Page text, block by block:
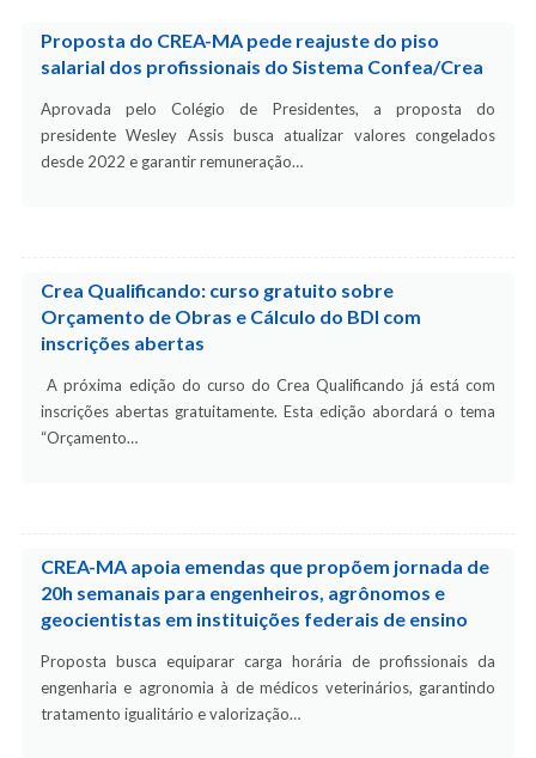
Proposta do CREA-MA pede reajuste do piso
salarial dos profissionais do Sistema Confea/Crea
Aprovada pelo Colégio de Presidentes, a proposta do
presidente Wesley Assis busca atualizar valores congelados
desde 2022 e garantir remuneração…
Crea Qualificando: curso gratuito sobre
Orçamento de Obras e Cálculo do BDI com
inscrições abertas
A próxima edição do curso do Crea Qualificando já está com
inscrições abertas gratuitamente. Esta edição abordará o tema
“Orçamento…
CREA-MA apoia emendas que propõem jornada de
20h semanais para engenheiros, agrônomos e
geocientistas em instituições federais de ensino
Proposta busca equiparar carga horária de profissionais da
engenharia e agronomia à de médicos veterinários, garantindo
tratamento igualitário e valorização…